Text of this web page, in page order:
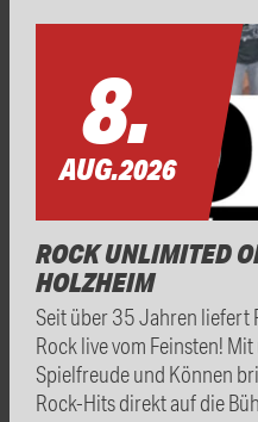
8.
AUG.2026
ROCK UNLIMITED
HOLZHEIM
Seit über 35 Jahren liefert
Rock live vom Feinsten!
Spielfreude und Können
Rock-Hits direkt auf die